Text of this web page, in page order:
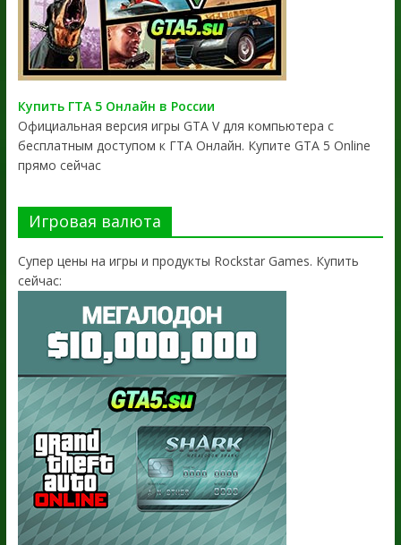
Купить ГТА 5 Онлайн в России
Официальная версия игры GTA V для компьютера с
бесплатным доступом к ГТА Онлайн. Купите GTA 5 Online
прямо сейчас
Игровая валюта
Супер цены на игры и продукты Rockstar Games. Купить
сейчас: